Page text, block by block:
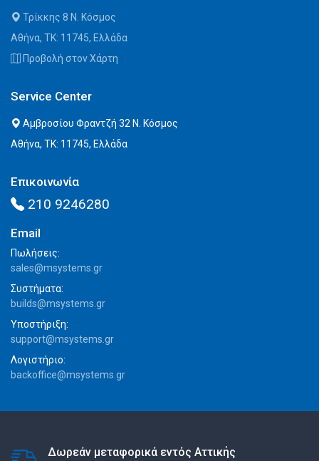
Τρίκκης 8 Ν. Κόσμος
Αθήνα, ΤΚ: 11745, Ελλάδα
Προβολή στον Χάρτη
Service Center
Αμβροσίου Φραντζή 32 Ν. Κόσμος
Αθήνα, ΤΚ: 11745, Ελλάδα
Επικοινωνία
210 9246280
Email
Πωλήσεις:
sales@msystems.gr
Συστήματα:
builds@msystems.gr
Υποστήριξη:
support@msystems.gr
Λογιστήριο:
backoffice@msystems.gr
Δωρεάν μεταφορικά εντός Αττικής